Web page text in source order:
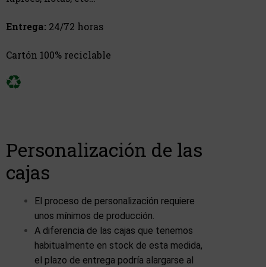
Entrega: 24/72 horas
Cartón 100% reciclable
Personalización de las
cajas
El proceso de personalización requiere
unos mínimos de producción.
A diferencia de las cajas que tenemos
habitualmente en stock de esta medida,
el plazo de entrega podría alargarse al